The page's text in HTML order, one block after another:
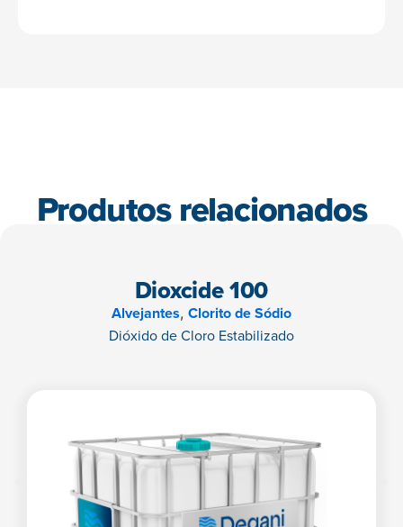
Produtos relacionados
Dioxcide 100
Alvejantes, Clorito de Sódio
Dióxido de Cloro Estabilizado